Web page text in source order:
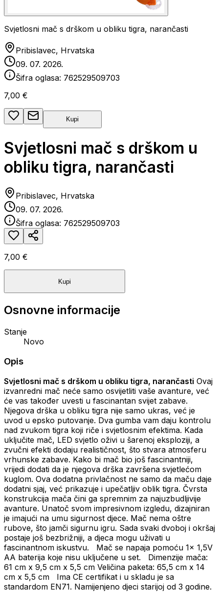
Svjetlosni mač s drškom u obliku tigra, narančasti
Pribislavec, Hrvatska
09. 07. 2026.
Šifra oglasa: 762529509703
7,00 €
Kupi
Svjetlosni mač s drškom u
obliku tigra, narančasti
Pribislavec, Hrvatska
09. 07. 2026.
Šifra oglasa: 762529509703
7,00 €
Kupi
Osnovne informacije
Stanje
Novo
Opis
Svjetlosni mač s drškom u obliku tigra, narančasti Ovaj
izvanredni mač neće samo osvijetliti vaše avanture, već
će vas također uvesti u fascinantan svijet zabave.
Njegova drška u obliku tigra nije samo ukras, već je
uvod u epsko putovanje. Dva gumba vam daju kontrolu
nad zvukom tigra koji riče i svjetlosnim efektima. Kada
uključite mač, LED svjetlo oživi u šarenoj eksploziji, a
zvučni efekti dodaju realističnost, što stvara atmosferu
vrhunske zabave. Kako bi mač bio još fascinantniji,
vrijedi dodati da je njegova drška završena svjetlećom
kuglom. Ova dodatna privlačnost ne samo da maču daje
dodatni sjaj, već prikazuje i upečatljiv oblik tigra. Čvrsta
konstrukcija mača čini ga spremnim za najuzbudljivije
avanture. Unatoč svom impresivnom izgledu, dizajniran
je imajući na umu sigurnost djece. Mač nema oštre
rubove, što jamči sigurnu igru. Sada svaki dvoboj i okršaj
postaje još bezbrižniji, a djeca mogu uživati u
fascinantnom iskustvu. Mač se napaja pomoću 1x 1,5V
AA baterija koje nisu uključene u set. Dimenzije mača:
61 cm x 9,5 cm x 5,5 cm Veličina paketa: 65,5 cm x 14
cm x 5,5 cm Ima CE certifikat i u skladu je sa
standardom EN71. Namijenjeno djeci starijoj od 3 godine.